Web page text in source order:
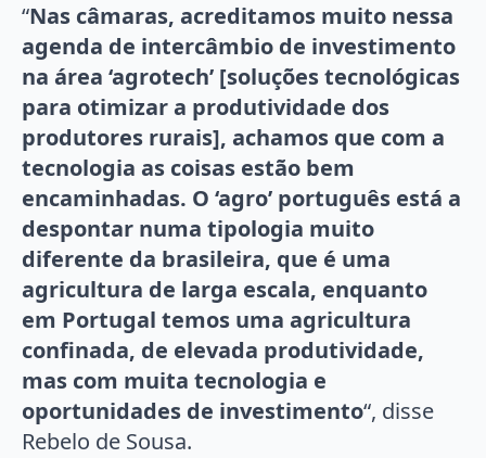
“Nas câmaras, acreditamos muito nessa
agenda de intercâmbio de investimento
na área ‘agrotech’ [soluções tecnológicas
para otimizar a produtividade dos
produtores rurais], achamos que com a
tecnologia as coisas estão bem
encaminhadas. O ‘agro’ português está a
despontar numa tipologia muito
diferente da brasileira, que é uma
agricultura de larga escala, enquanto
em Portugal temos uma agricultura
confinada, de elevada produtividade,
mas com muita tecnologia e
oportunidades de investimento“, disse
Rebelo de Sousa.